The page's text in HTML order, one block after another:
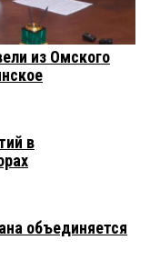
из Омского
в
объединяется